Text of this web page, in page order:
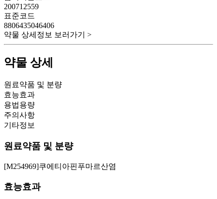
200712559
표준코드
8806435046406
약물 상세정보 보러가기 >
약물 상세
원료약품 및 분량
효능효과
용법용량
주의사항
기타정보
원료약품 및 분량
[M254969]쿠에티아핀푸마르산염
효능효과